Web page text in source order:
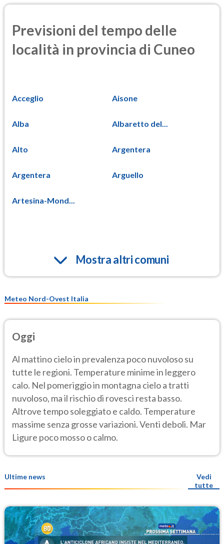
Previsioni del tempo delle
località in provincia di Cuneo
Acceglio Aisone
Alba Albaretto del...
Alto Argentera
Argentera Arguello
Artesina-Mond...
Mostra altri comuni
Meteo Nord-Ovest Italia
Oggi
Al mattino cielo in prevalenza poco nuvoloso su
tutte le regioni. Temperature minime in leggero
calo. Nel pomeriggio in montagna cielo a tratti
nuvoloso, ma il rischio di rovesci resta basso.
Altrove tempo soleggiato e caldo. Temperature
massime senza grosse variazioni. Venti deboli. Mar
Ligure poco mosso o calmo.
Ultime news
Vedi
tutte